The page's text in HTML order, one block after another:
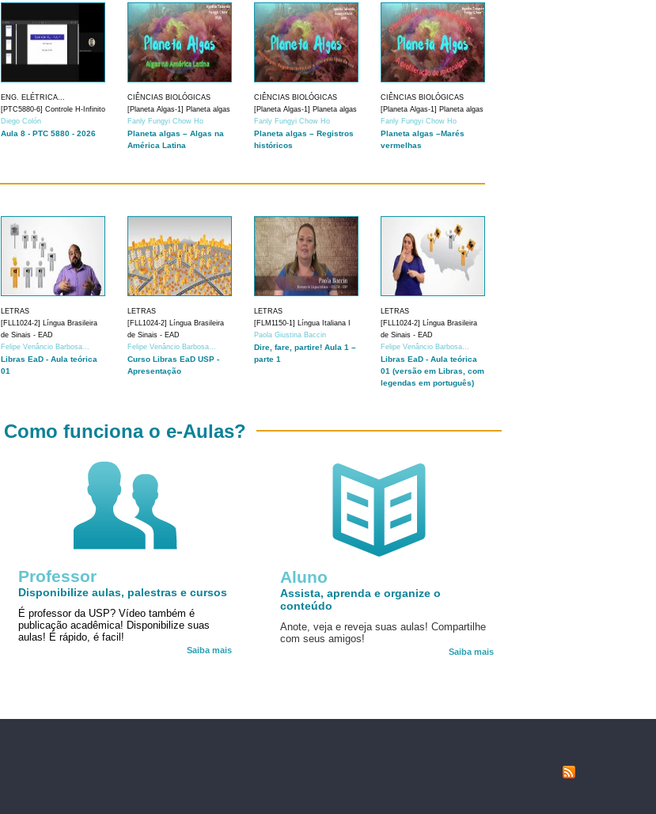
ENG. ELÉTRICA...
[PTC5880-6] Controle H-Infinito
Diego Colón
Aula 8 - PTC 5880 - 2026
CIÊNCIAS BIOLÓGICAS
[Planeta Algas-1] Planeta algas
Fanly Fungyi Chow Ho
Planeta algas – Algas na
América Latina
CIÊNCIAS BIOLÓGICAS
[Planeta Algas-1] Planeta algas
Fanly Fungyi Chow Ho
Planeta algas – Registros
históricos
CIÊNCIAS BIOLÓGICAS
[Planeta Algas-1] Planeta algas
Fanly Fungyi Chow Ho
Planeta algas –Marés
vermelhas
LETRAS
[FLL1024-2] Língua Brasileira
de Sinais - EAD
Felipe Venâncio Barbosa...
Libras EaD - Aula teórica
01
LETRAS
[FLL1024-2] Língua Brasileira
de Sinais - EAD
Felipe Venâncio Barbosa...
Curso Libras EaD USP -
Apresentação
LETRAS
[FLM1150-1] Língua Italiana I
Paola Giustina Baccin
Dire, fare, partire! Aula 1 –
parte 1
LETRAS
[FLL1024-2] Língua Brasileira
de Sinais - EAD
Felipe Venâncio Barbosa...
Libras EaD - Aula teórica
01 (versão em Libras, com
legendas em português)
Aluno
Assista, aprenda e organize o
conteúdo
Anote, veja e reveja suas aulas! Compartilhe
com seus amigos!
Saiba mais
Como funciona o e-Aulas?
Professor
Disponibilize aulas, palestras e cursos
É professor da USP? Vídeo também é
publicação acadêmica! Disponibilize suas
aulas! É rápido, é facil!
Saiba mais